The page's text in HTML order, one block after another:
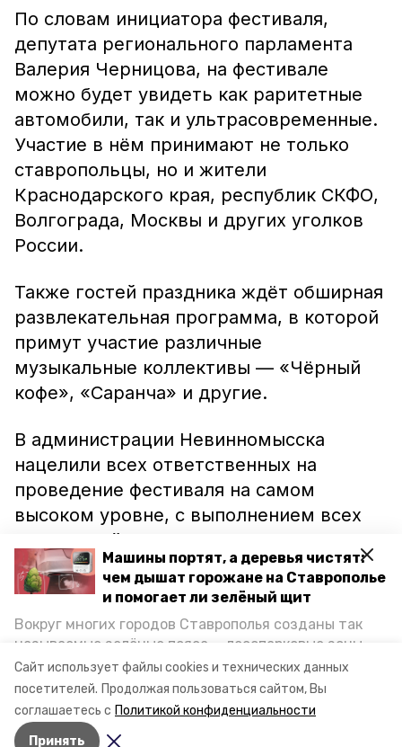
Сайт использует файлы cookies и технических данных
посетителей. Продолжая пользоваться сайтом, Вы
соглашаетесь с Политикой конфиденциальности
Принять
Машины портят, а деревья чистят:
чем дышат горожане на Ставрополье
и помогает ли зелёный щит
Вокруг многих городов Ставрополья созданы так
называемые зелёные пояса — лесопарковые зоны,
снижающие негативное воздействие выхлопных
газов на атмосферу. Справляются ли они с
постоянно растущим потоком автотранспорта и
каким воздухом дышат жители края, узнала
корреспондент «Победы26».
По словам инициатора фестиваля,
депутата регионального парламента
Валерия Черницова, на фестивале
можно будет увидеть как раритетные
автомобили, так и ультрасовременные.
Участие в нём принимают не только
ставропольцы, но и жители
Краснодарского края, республик СКФО,
Волгограда, Москвы и других уголков
России.
Также гостей праздника ждёт обширная
развлекательная программа, в которой
примут участие различные
музыкальные коллективы — «Чёрный
кофе», «Саранча» и другие.
В администрации Невинномысска
нацелили всех ответственных на
проведение фестиваля на самом
высоком уровне, с выполнением всех
требований безопасности и комфорта.
Годом ранее на фестивале «Автошок»
полицейская техника . В частности,
зрители увидели раритетный мотоцикл
и автомобиль 40-х годов.